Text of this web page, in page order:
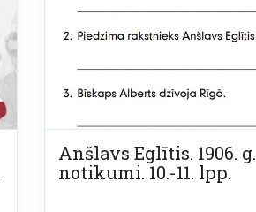
Anšlavs Eglītis. 1906. g.
notikumi. 10.-11. lpp.